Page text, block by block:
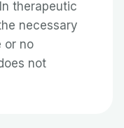
therapeutic
necessary
or no
not